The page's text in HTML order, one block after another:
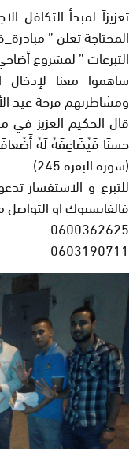
تعزيزاً لمبدأ التكافل
المحتاجة تعلن ”
التبرعات ” لمشروع
ساهموا معنا لإدخال
ومشاطرتهم فرحة عيد
قال الحكيم العزيز
حَسَنًا فَيُضَاعِفَهُ لَهُ
(سورة البقرة 245
) .
للتبرع و الاستفسار
فالفايسبوك او التواصل
0600362625
0603190711